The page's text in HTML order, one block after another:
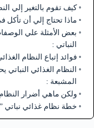
كيف تقوم بالتغير إلي
ماذا تحتاج إلي أن تأكل
بعض الأمثلة علي
النباتي :
فوائد إتباع النظام
النظام الغذائي
المشبعة :
ولكن ماهي أضرار النظام
خطة نظام غذائي نباتي ”